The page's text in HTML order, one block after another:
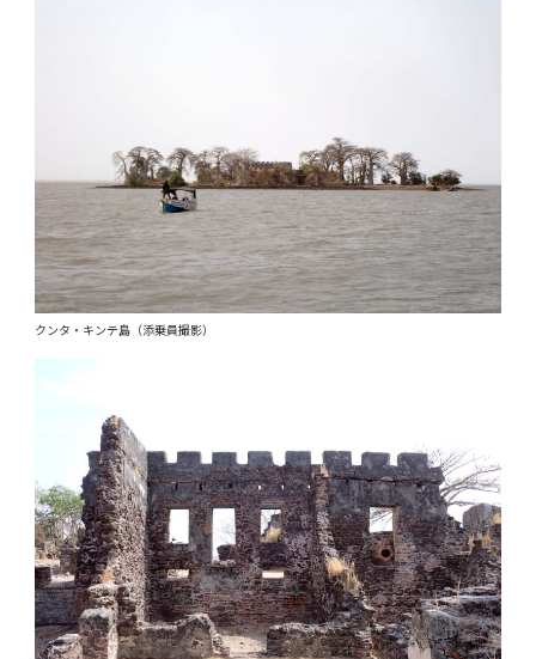
クンタ・キンテ島（添乗員撮影）